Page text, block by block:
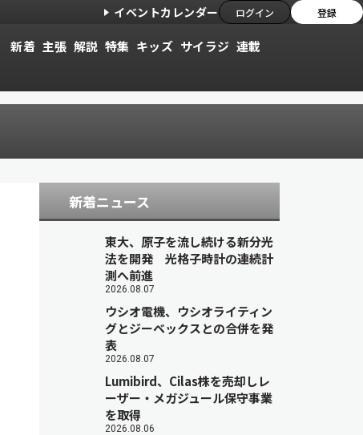
イベントカレンダー ログイン 登録
新着 主張 解説 特集 キッズ サイラジ 連載
新着ニュース
東大、原子を流し続ける新分光
法を開発 光格子時計の連続計
測へ前進
2026.08.07
ウシオ電機、ウシオライティン
グとジーベックスとの合併を発
表
2026.08.07
Lumibird、Cilas株を売却しレ
ーザー・メガジュール保守事業
を取得
2026.08.06